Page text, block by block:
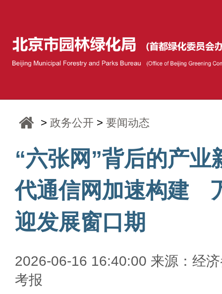
>政务公开 >要闻动态
“六张网”背后的产业
代通信网加速构建
迎发展窗口期
2026-06-16 16:40:00 来源：经
考报